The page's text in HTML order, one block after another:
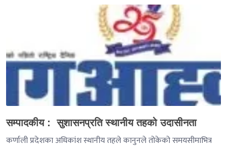
सम्पादकीय : सुशासनप्रति स्थानीय तहको उदासीनता
कर्णाली प्रदेशका अधिकांश स्थानीय तहले कानुनले तोकेको समयसीमाभित्र